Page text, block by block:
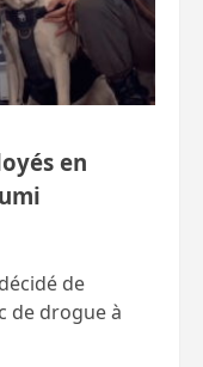
en
de
de drogue à